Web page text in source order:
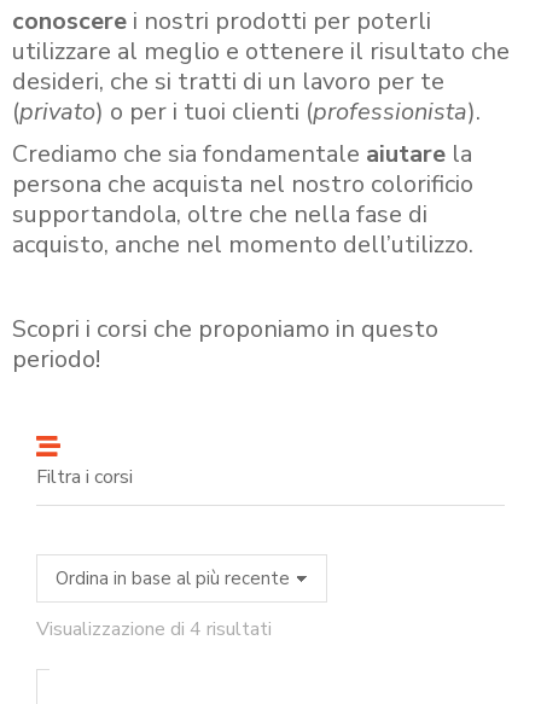
conoscere i nostri prodotti per poterli
utilizzare al meglio e ottenere il risultato che
desideri, che si tratti di un lavoro per te
(privato) o per i tuoi clienti (professionista).
Crediamo che sia fondamentale aiutare la
persona che acquista nel nostro colorificio
supportandola, oltre che nella fase di
acquisto, anche nel momento dell’utilizzo.
Scopri i corsi che proponiamo in questo
periodo!
Filtra i corsi
Visualizzazione di 4 risultati